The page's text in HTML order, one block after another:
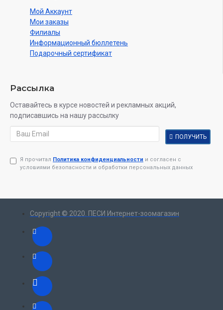
Мой Аккаунт
Мои заказы
Филиалы
Информационный бюллетень
Подарочный сертификат
Рассылка
Оставайтесь в курсе новостей и рекламных акций,
подписавшись на нашу рассылку
ПОЛУЧИТЬ
Я прочитал Политика конфиденциальности и согласен с
условиями безопасности и обработки персональных данных
Copyright © 2020. ПЕСИ Интернет-зоомагазин